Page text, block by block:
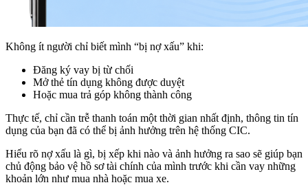
Không ít người chỉ biết mình “bị nợ xấu” khi:
Đăng ký vay bị từ chối
Mở thẻ tín dụng không được duyệt
Hoặc mua trả góp không thành công
Thực tế, chỉ cần trễ thanh toán một thời gian nhất định, thông tin tín
dụng của bạn đã có thể bị ảnh hưởng trên hệ thống CIC.
Hiểu rõ nợ xấu là gì, bị xếp khi nào và ảnh hưởng ra sao sẽ giúp bạn
chủ động bảo vệ hồ sơ tài chính của mình trước khi cần vay những
khoản lớn như mua nhà hoặc mua xe.